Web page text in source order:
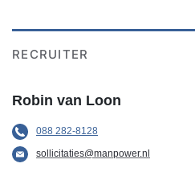
RECRUITER
Robin van Loon
088 282-8128
sollicitaties@manpower.nl